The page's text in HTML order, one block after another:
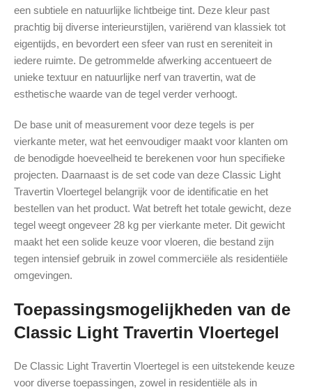
een subtiele en natuurlijke lichtbeige tint. Deze kleur past
prachtig bij diverse interieurstijlen, variërend van klassiek tot
eigentijds, en bevordert een sfeer van rust en sereniteit in
iedere ruimte. De getrommelde afwerking accentueert de
unieke textuur en natuurlijke nerf van travertin, wat de
esthetische waarde van de tegel verder verhoogt.
De base unit of measurement voor deze tegels is per
vierkante meter, wat het eenvoudiger maakt voor klanten om
de benodigde hoeveelheid te berekenen voor hun specifieke
projecten. Daarnaast is de set code van deze Classic Light
Travertin Vloertegel belangrijk voor de identificatie en het
bestellen van het product. Wat betreft het totale gewicht, deze
tegel weegt ongeveer 28 kg per vierkante meter. Dit gewicht
maakt het een solide keuze voor vloeren, die bestand zijn
tegen intensief gebruik in zowel commerciële als residentiële
omgevingen.
Toepassingsmogelijkheden van de
Classic Light Travertin Vloertegel
De Classic Light Travertin Vloertegel is een uitstekende keuze
voor diverse toepassingen, zowel in residentiële als in